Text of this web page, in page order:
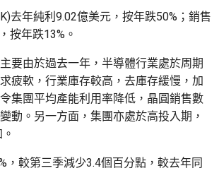
去年純利9.02億美元，按年跌50%；銷售
按年跌13%。
要由於過去一年，半導體行業處於周期
疲軟，行業庫存較高，去庫存緩慢，加
集團平均產能利用率降低，晶圓銷售數
動。另一方面，集團亦處於高投入期，
，較第三季減少3.4個百分點，較去年同